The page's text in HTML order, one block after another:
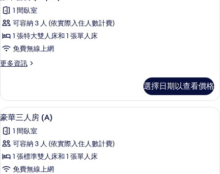
片
詳
情
示
豪
華
套
(Triple)
所
有
相
片
1 間臥室
可容納 3 人 (依實際入住人數計費)
1 張特大雙人床和 1 張單人床
免費無線上網
更多資訊
更
套
房
(Triple)
詳
情
選擇日期以查看價格
顯
示
豪
華
三
迷你吧、客房內保險箱、書桌、遮光
5
豪華三人房 (A)
1 間臥室
可容納 3 人 (依實際入住人數計費)
1 張標準雙人床和 1 張單人床
免費無線上網